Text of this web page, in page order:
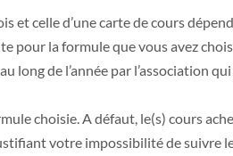
et celle d’une carte de cours
pour la formule que vous avez
de l’année par l’association
choisie. A défaut, le(s) cours
votre impossibilité de suivre